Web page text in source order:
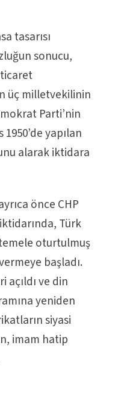
tasarısı
sonucu,
üç milletvekilinin
Parti’nin
yapılan
alarak iktidara
önce CHP
Türk
oturtulmuş
başladı.
açıldı ve din
yeniden
siyasi
imam hatip